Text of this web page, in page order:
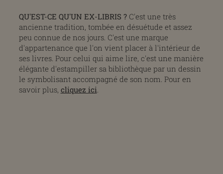
QU'EST-CE QU'UN EX-LIBRIS ?C'est une très
ancienne tradition, tombée en désuétude et assez
peu connue de nos jours. C'est une marque
d'appartenance que l'on vient placer à l'intérieur de
ses livres. Pour celui qui aime lire, c'est une manière
élégante d'estampiller sa bibliothèque par un dessin
le symbolisant accompagné de son nom. Pour en
savoir plus, cliquez ici.